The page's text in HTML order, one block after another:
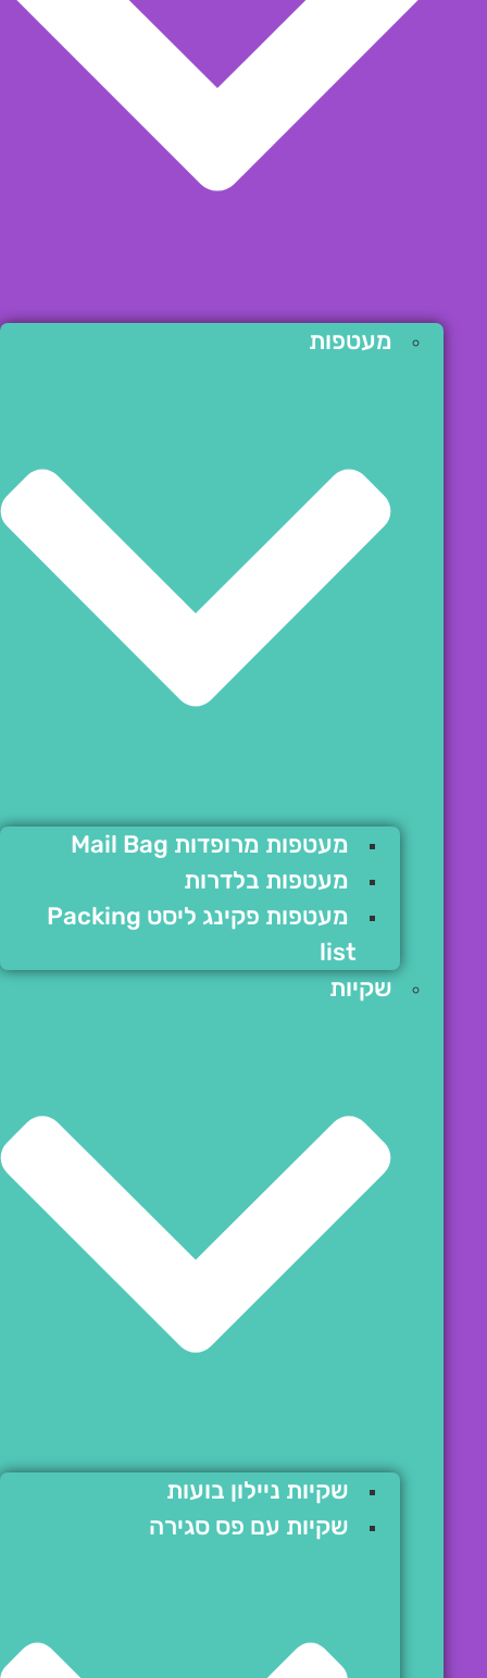
מעטפות
מעטפות מרופדות Mail Bag
מעטפות בלדרות
מעטפות פקינג ליסט Packing
list
שקיות
שקיות ניילון בועות
שקיות עם פס סגירה